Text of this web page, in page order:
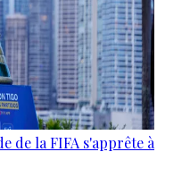
de la FIFA s'apprête à